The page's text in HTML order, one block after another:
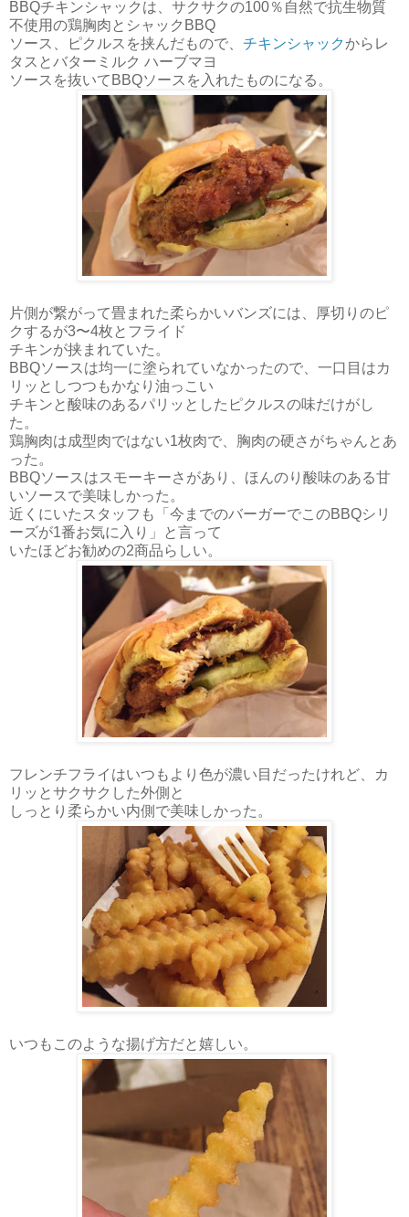
BBQチキンシャックは、サクサクの100％自然で抗生物質
不使用の鶏胸肉とシャックBBQ
ソース、ピクルスを挟んだもので、 チキンシャックからレ
タスとバターミルク ハーブマヨ
ソースを抜いてBBQソースを入れたものになる。
片側が繋がって畳まれた柔らかいバンズには、厚切りのピ
クするが3〜4枚とフライド
チキンが挟まれていた。
BBQソースは均一に塗られていなかったので、一口目はカ
リッとしつつもかなり油っこい
チキンと酸味のあるパリッとしたピクルスの味だけがし
た。
鶏胸肉は成型肉ではない1枚肉で、胸肉の硬さがちゃんとあ
った。
BBQソースはスモーキーさがあり、ほんのり酸味のある甘
いソースで美味しかった。
近くにいたスタッフも「今までのバーガーでこのBBQシリ
ーズが1番お気に入り」と言って
いたほどお勧めの2商品らしい。
フレンチフライはいつもより色が濃い目だったけれど、カ
リッとサクサクした外側と
しっとり柔らかい内側で美味しかった。
いつもこのような揚げ方だと嬉しい。